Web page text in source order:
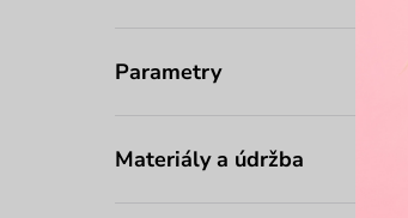
Parametry
Materiály a údržba